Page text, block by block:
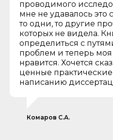
проводимого
мне не удавалось это
то одни, то другие
которых не видела.
определиться с
проблем и теперь
нравится. Хочется
ценные
написанию
Комаров С.А.